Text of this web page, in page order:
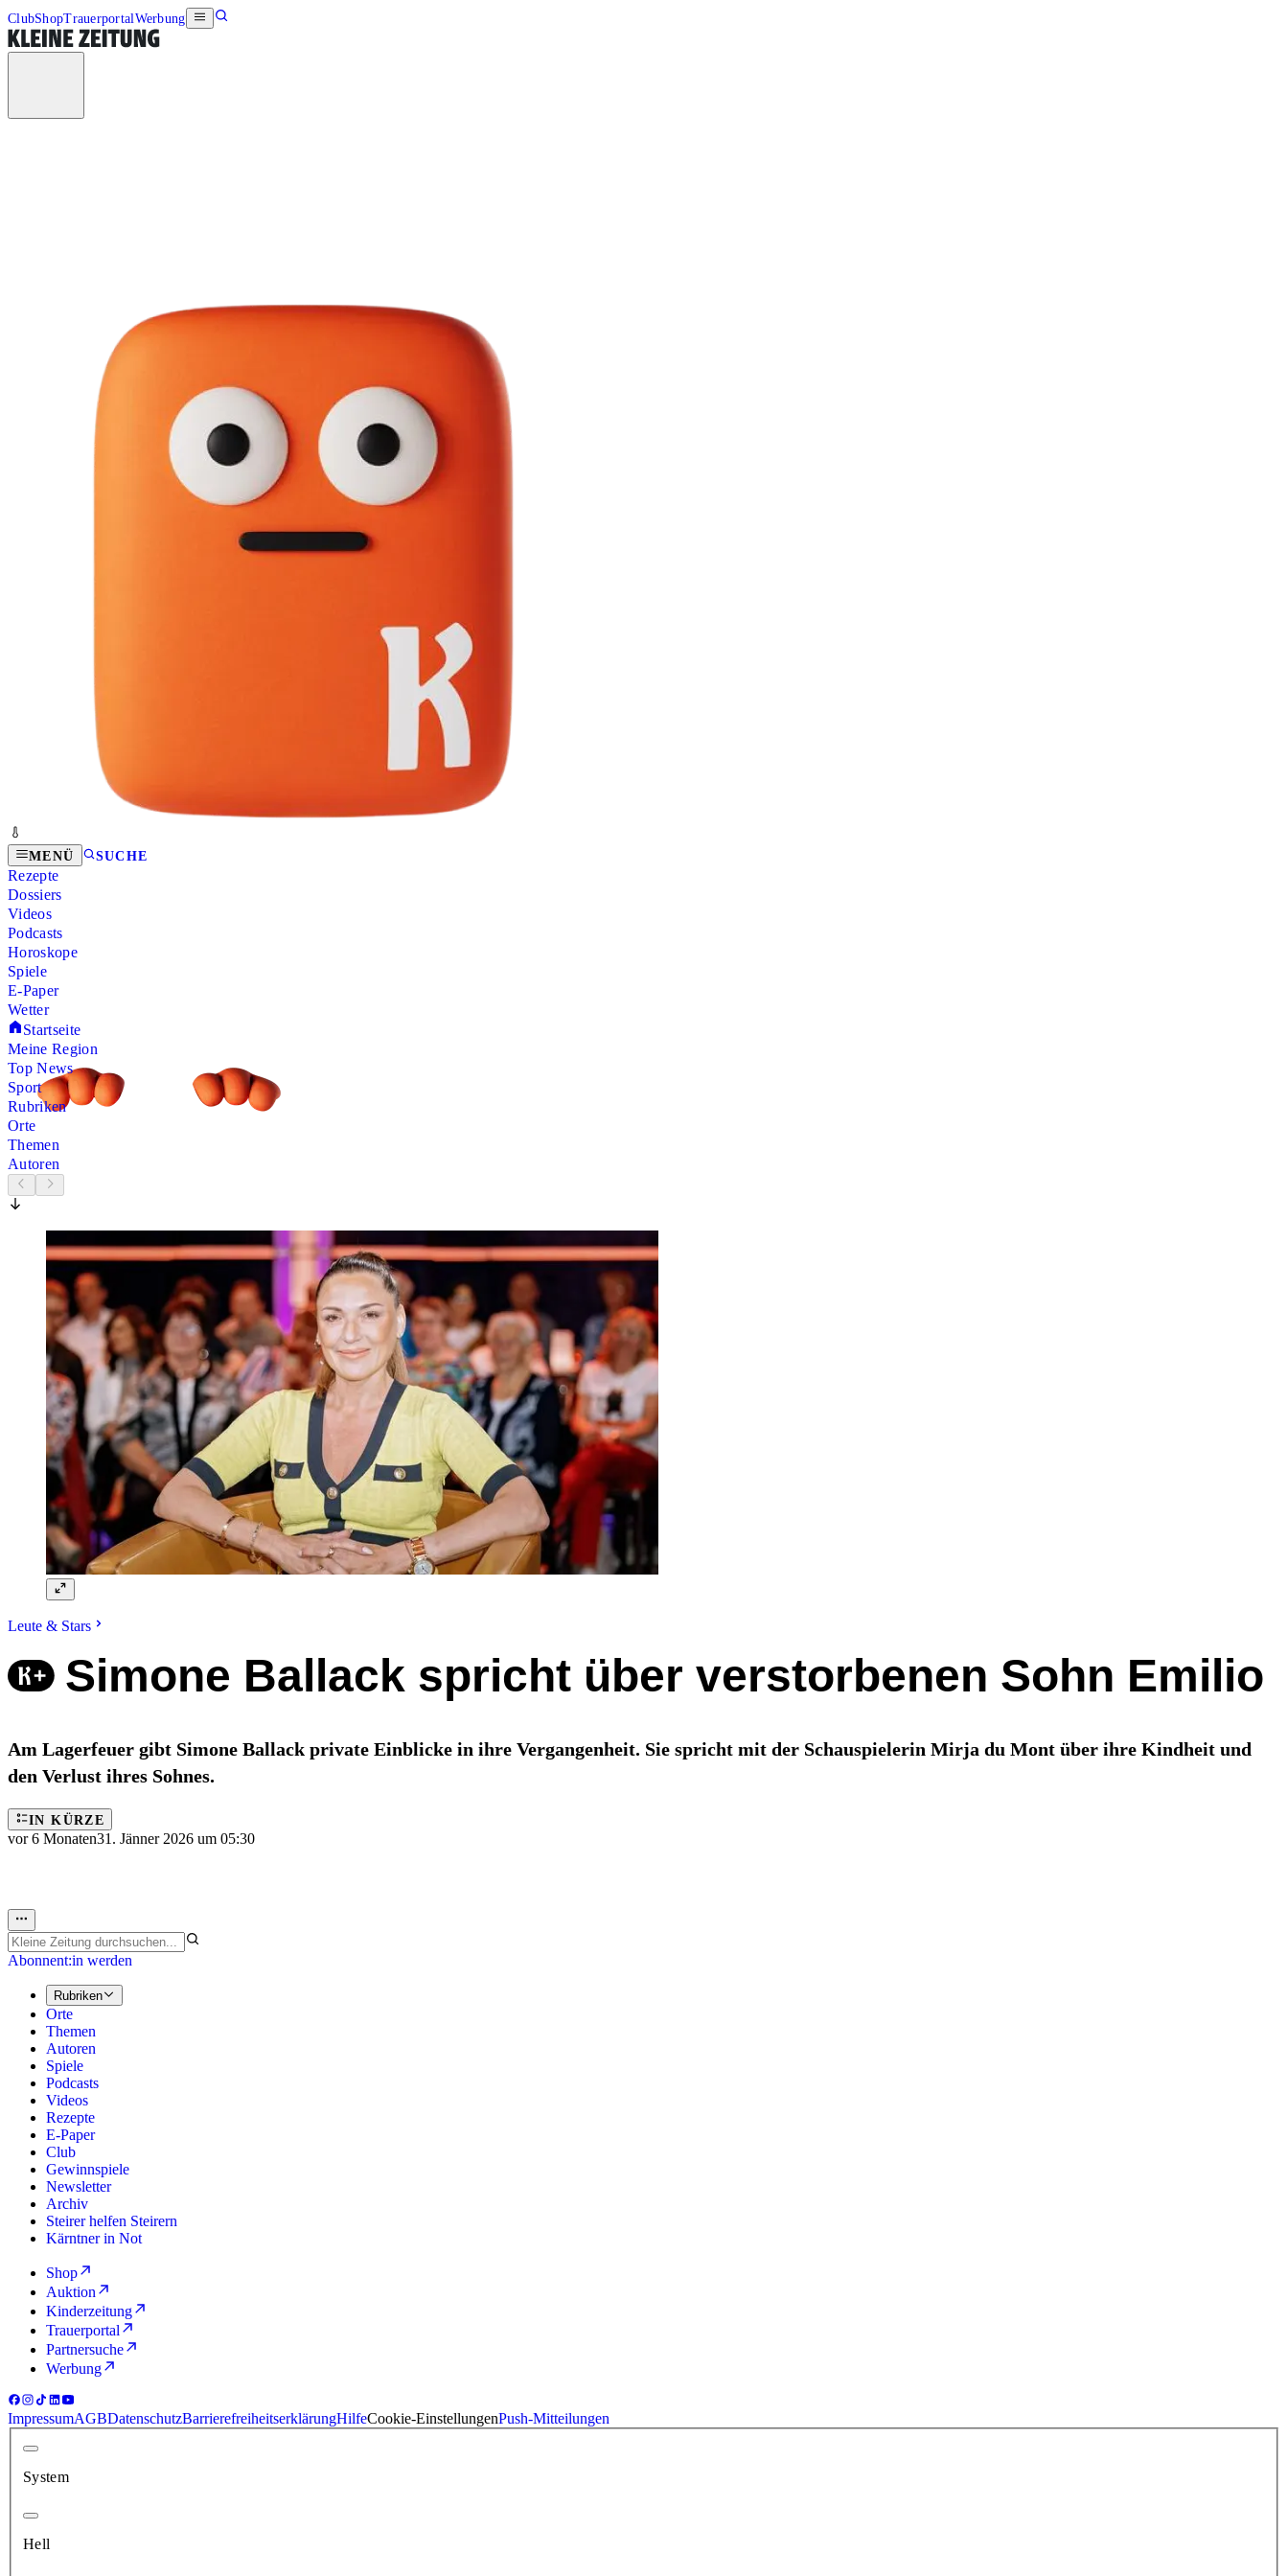
ClubShopTrauerportalWerbung
MENÜ SUCHE
Rezepte
Dossiers
Videos
Podcasts
Horoskope
Spiele
E-Paper
Wetter
Startseite
Meine Region
Top News
Sport
Rubriken
Orte
Themen
Autoren
Leute & Stars
Simone Ballack spricht über verstorbenen Sohn Emilio
Am Lagerfeuer gibt Simone Ballack private Einblicke in ihre Vergangenheit. Sie spricht mit der Schauspielerin Mirja du Mont über ihre Kindheit und
den Verlust ihres Sohnes.
IN KÜRZE
vor 6 Monaten31. Jänner 2026 um 05:30
Abonnent:in werden
Rubriken
Orte
Themen
Autoren
Spiele
Podcasts
Videos
Rezepte
E-Paper
Club
Gewinnspiele
Newsletter
Archiv
Steirer helfen Steirern
Kärntner in Not
Shop
Auktion
Kinderzeitung
Trauerportal
Partnersuche
Werbung
ImpressumAGBDatenschutzBarrierefreiheitserklärungHilfeCookie-EinstellungenPush-Mitteilungen
System
Hell